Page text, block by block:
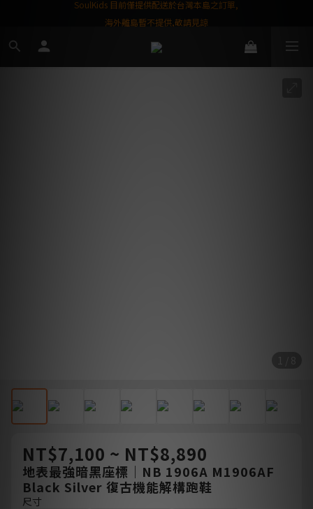
NT$7,100 ~ NT$8,890
地表最強暗黑座標｜NB 1906A M1906AF
Black Silver 復古機能解構跑鞋
尺寸
屬購物金❤️
SoulKids 目前僅提供配送於台灣本島之訂單,
海外離島暫不提供,敬請見諒